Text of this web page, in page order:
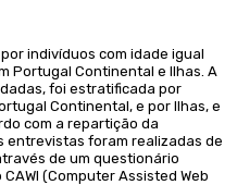
indivíduos com idade igual
Portugal Continental e Ilhas. A
foi estratificada por
Continental, e por Ilhas, e
com a repartição da
entrevistas foram realizadas de
de um questionário
(Computer Assisted Web